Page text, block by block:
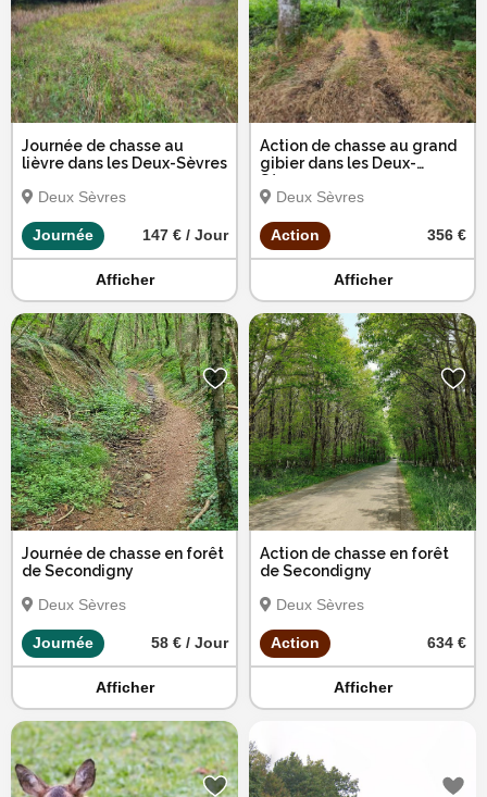
Journée de chasse au
lièvre dans les Deux-Sèvres
Deux Sèvres
Journée 147 € / Jour
Afficher
Action de chasse au grand
gibier dans les Deux-
Sèvres
Deux Sèvres
Action 356 €
Afficher
Journée de chasse en forêt
de Secondigny
Deux Sèvres
Journée 58 € / Jour
Afficher
Action de chasse en forêt
de Secondigny
Deux Sèvres
Action 634 €
Afficher